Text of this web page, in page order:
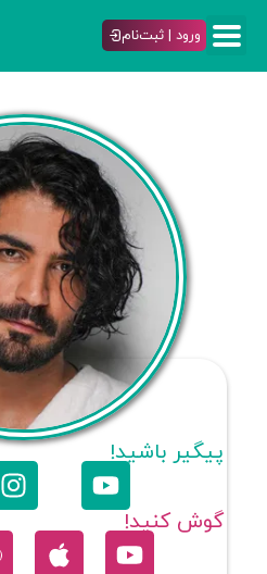
ورود | ثبت‌نام
پیگیر باشید!
گوش کنید!